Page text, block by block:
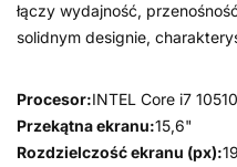
łączy wydajność,
solidnym designie,
Procesor:INTEL Core i7
Przekątna ekranu:15,6"
Rozdzielczość ekranu (px):